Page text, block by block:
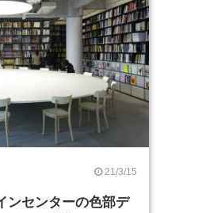
21/3/15
ンセンターの色部デ